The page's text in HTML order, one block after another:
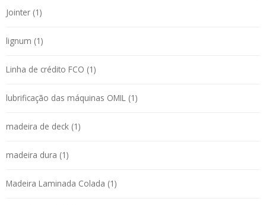
Jointer (1)
lignum (1)
Linha de crédito FCO (1)
lubrificação das máquinas OMIL (1)
madeira de deck (1)
madeira dura (1)
Madeira Laminada Colada (1)